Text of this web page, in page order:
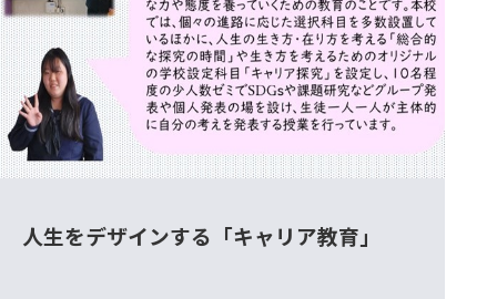
人生をデザインする「キャリア教育」